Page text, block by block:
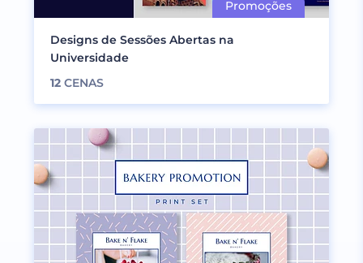
Designs de Sessões Abertas na
Universidade
12 CENAS